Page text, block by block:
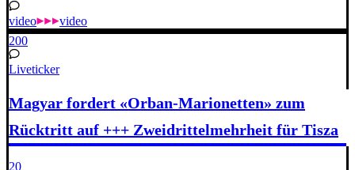
video
video
200
Liveticker
Magyar fordert «Orban-Marionetten» zum
Rücktritt auf +++ Zweidrittelmehrheit für Tisza
20